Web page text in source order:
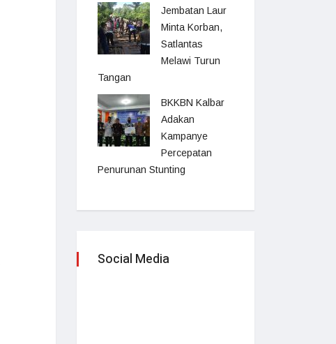
Jembatan Laur
Minta Korban,
Satlantas
Melawi Turun
Tangan
BKKBN Kalbar
Adakan
Kampanye
Percepatan
Penurunan Stunting
Social Media